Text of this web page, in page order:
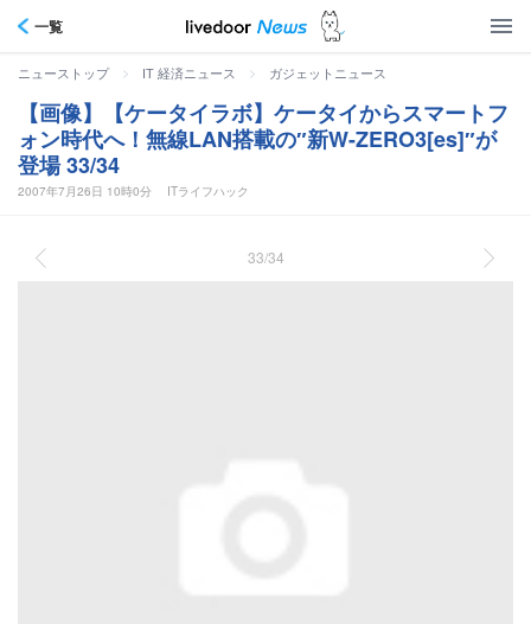
一覧
ニューストップ > IT 経済ニュース > ガジェットニュース
【画像】【ケータイラボ】ケータイからスマートフ
ォン時代へ！無線LAN搭載の″新W-ZERO3[es]″が
登場 33/34
2007年7月26日 10時0分 ITライフハック
33/34